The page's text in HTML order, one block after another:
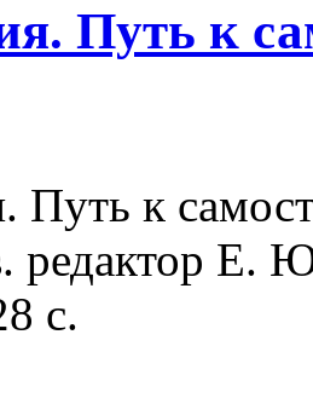
Путь к
Путь к
редактор Е.
с.